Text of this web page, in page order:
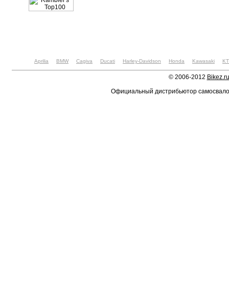
Aprilia BMW Cagiva Ducati Harley-Davidson Honda Kawasaki
© 2006-2012 Bikez.ru
Официальный дистрибьютор